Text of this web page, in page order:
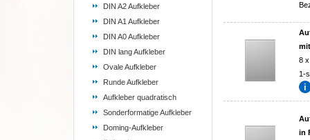
DIN A2 Aufkleber
DIN A1 Aufkleber
DIN A0 Aufkleber
DIN lang Aufkleber
Ovale Aufkleber
Runde Aufkleber
Aufkleber quadratisch
Sonderformatige Aufkleber
Doming-Aufkleber
8
1-
in